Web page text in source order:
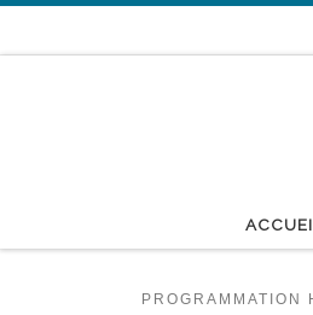
PROGRAMMATION